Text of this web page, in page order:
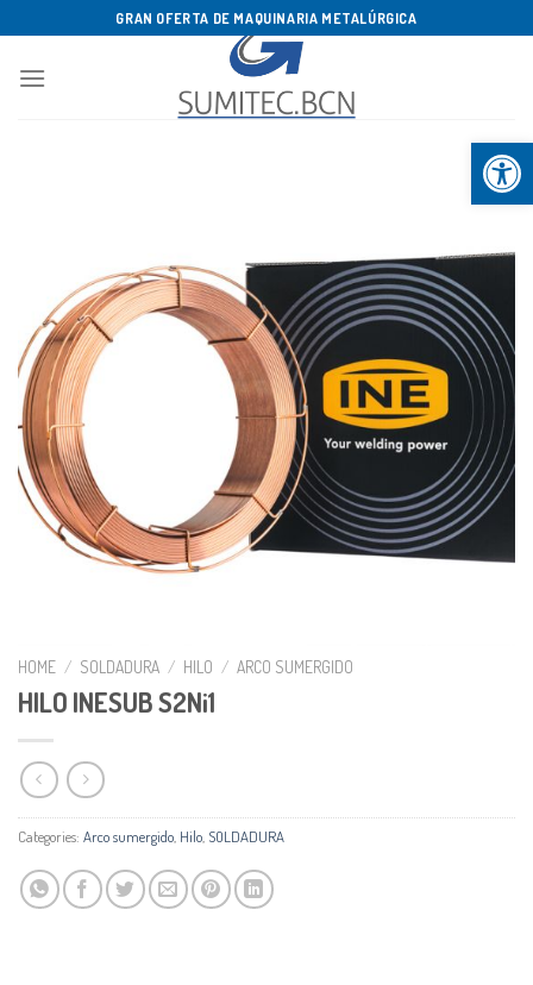
Abrir
al
contenido
GRAN OFERTA DE MAQUINARIA METALÚRGICA
HOME / SOLDADURA / HILO / ARCO SUMERGIDO
HILO INESUB S2Ni1
Categories: Arco sumergido, Hilo, SOLDADURA